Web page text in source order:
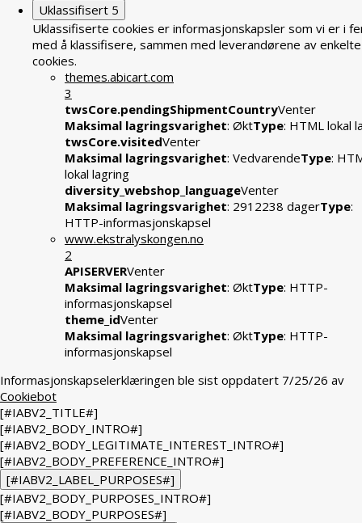
Uklassifisert 5
Uklassifiserte cookies er informasjonskapsler som vi er i
med å klassifisere, sammen med leverandørene av enkelte
cookies.
themes.abicart.com
3
twsCore.pendingShipmentCountryVenter
Maksimal lagringsvarighet: ØktType: HTML lokal
twsCore.visitedVenter
Maksimal lagringsvarighet: VedvarendeType:
lokal lagring
diversity_webshop_languageVenter
Maksimal lagringsvarighet: 2912238 dagerType:
HTTP-informasjonskapsel
www.ekstralyskongen.no
2
APISERVERVenter
Maksimal lagringsvarighet: ØktType: HTTP-
informasjonskapsel
theme_idVenter
Maksimal lagringsvarighet: ØktType: HTTP-
informasjonskapsel
Informasjonskapselerklæringen ble sist oppdatert 7/25/26 av
Cookiebot
[#IABV2_TITLE#]
[#IABV2_BODY_INTRO#]
[#IABV2_BODY_LEGITIMATE_INTEREST_INTRO#]
[#IABV2_BODY_PREFERENCE_INTRO#]
[#IABV2_LABEL_PURPOSES#]
[#IABV2_BODY_PURPOSES_INTRO#]
[#IABV2_BODY_PURPOSES#]